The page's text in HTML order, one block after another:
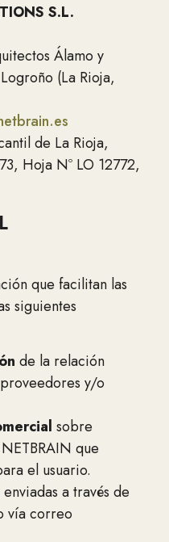
S.L.
Álamo y
(La Rioja,
de La Rioja,
Hoja Nº LO 12772,
que facilitan las
siguientes
de la relación
y/o
sobre
que
el usuario.
enviadas a través de
vía correo